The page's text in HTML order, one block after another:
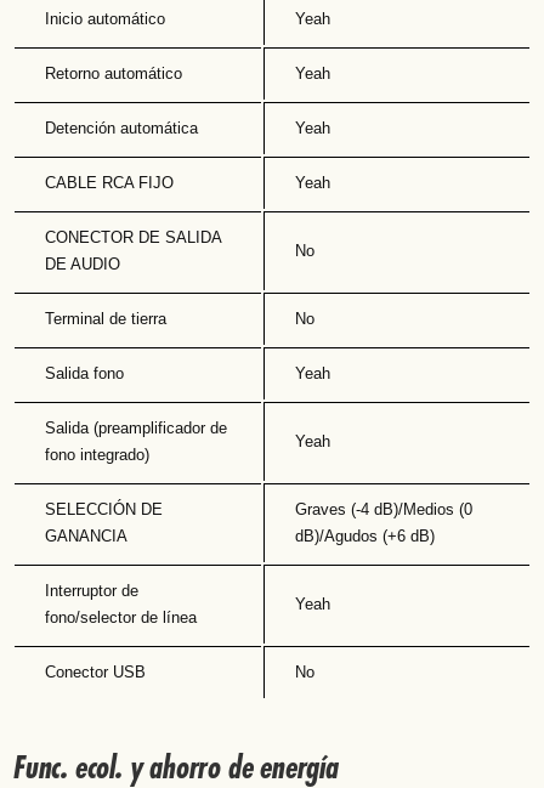
Inicio automático Yeah
Retorno automático Yeah
Detención automática Yeah
CABLE RCA FIJO Yeah
CONECTOR DE SALIDA
DE AUDIO
No
Terminal de tierra No
Salida fono Yeah
Salida (preamplificador de
fono integrado)
Yeah
SELECCIÓN DE
GANANCIA
Graves (-4 dB)/Medios (0
dB)/Agudos (+6 dB)
Interruptor de
fono/selector de línea
Yeah
Conector USB No
Func. ecol. y ahorro de energía